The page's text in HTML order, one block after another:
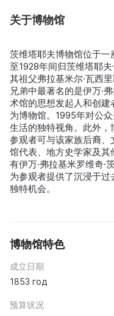
关于博物馆
茨维塔耶夫博物馆位于
至1928年间归茨维塔耶
其祖父弗拉基米尔·瓦西
兄弟中最著名的是伊万·
术馆的思想发起人和创
为博物馆。1995年对公
生活的独特视角。此外，
参观者可与该家族后裔
馆代表、地方史学家及
有伊万·弗拉基米罗维奇·
为参观者提供了沉浸于
独特机会。
博物馆特色
成立日期
1853 год
预算状况